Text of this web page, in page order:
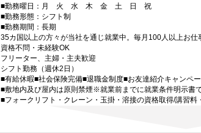
■勤務曜日：月 火 水 木 金 土 日 祝
■勤務形態：シフト制
■勤務期間：長期
35カ国以上の方々が当社を通じ就業中。毎月100人以上お仕
資格不問・未経験OK
フリーター、主婦・主夫歓迎
シフト勤務（週休2日）
■有給休暇■社会保険完備■退職金制度■お友達紹介キャンペ
■敷地内及び屋内は原則禁煙※就業前までに就業条件明示書
■フォークリフト・クレーン・玉掛・溶接の資格取得/講習料